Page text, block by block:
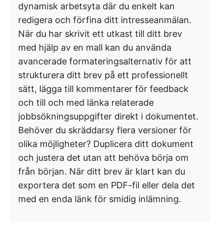
dynamisk arbetsyta där du enkelt kan
redigera och förfina ditt intresseanmälan.
När du har skrivit ett utkast till ditt brev
med hjälp av en mall kan du använda
avancerade formateringsalternativ för att
strukturera ditt brev på ett professionellt
sätt, lägga till kommentarer för feedback
och till och med länka relaterade
jobbsökningsuppgifter direkt i dokumentet.
Behöver du skräddarsy flera versioner för
olika möjligheter? Duplicera ditt dokument
och justera det utan att behöva börja om
från början. När ditt brev är klart kan du
exportera det som en PDF-fil eller dela det
med en enda länk för smidig inlämning.